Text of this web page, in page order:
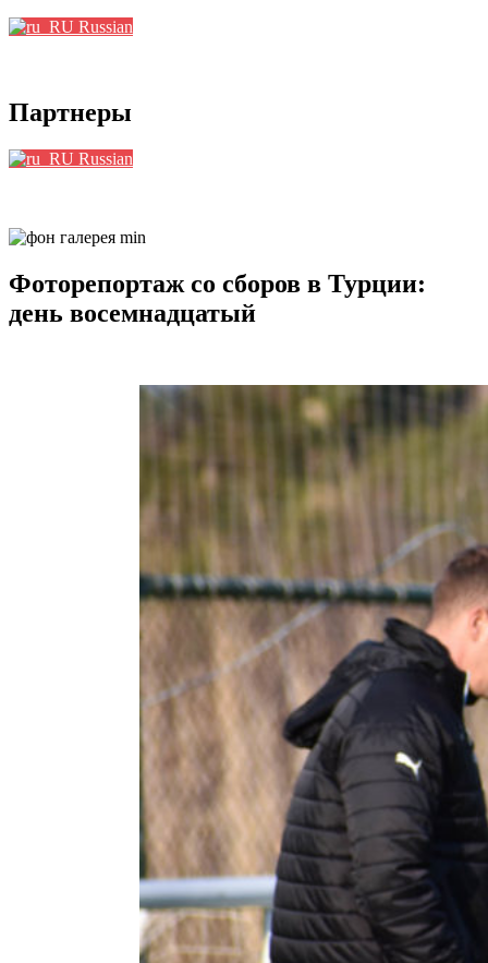
Russian
Партнеры
Russian
Фоторепортаж со сборов в Турции:
день восемнадцатый